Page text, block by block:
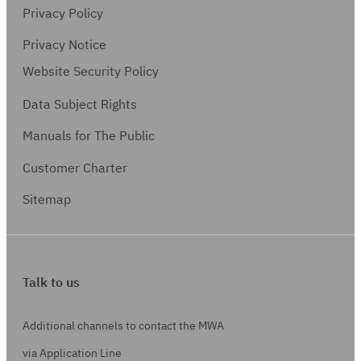
Privacy Policy
Privacy Notice
Website Security Policy
Data Subject Rights
Manuals for The Public
Customer Charter
Sitemap
Talk to us
Additional channels to contact the MWA
via Application Line